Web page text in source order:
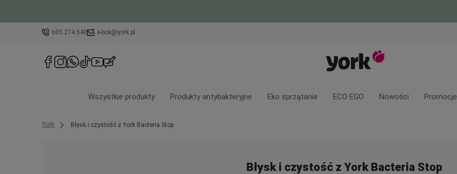
605 274 540 e-bok@york.pl
Wszystkie produkty Produkty antybakteryjne Eko sprzątanie ECO EGO Nowości Promocje
York Błysk i czystość z York Bacteria Stop
Błysk i czystość z York Bacteria Stop